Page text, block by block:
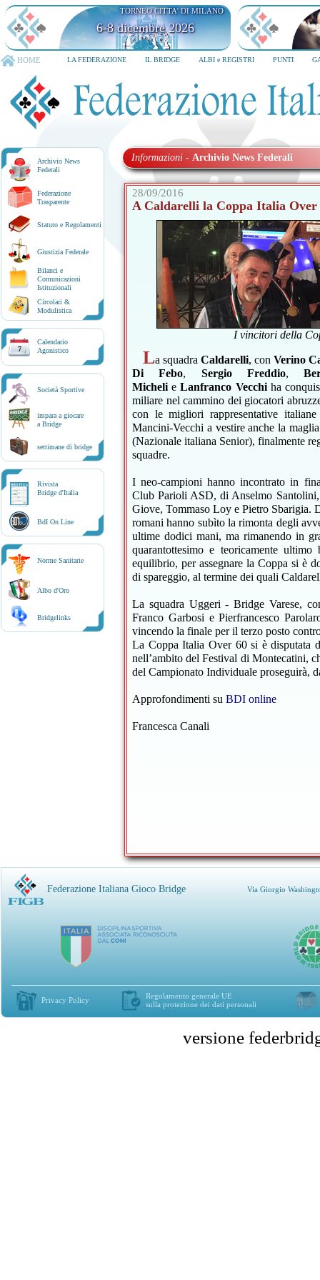
TORNEO CITTA' DI MILANO
6-8 dicembre 2026
HOME LA FEDERAZIONE IL BRIDGE ALBI e REGISTRI PUNTI
Archivio News
Federali
Federazione
Trasparente
Statuto e Regolamenti
Giustizia Federale
Bilanci e
Comunicazioni
Istituzionali
Circolari &
Modulistica
7
Calendario
Agonistico
Società Sportive
impara a giocare
a Bridge
settimane di bridge
Rivista
Bridge d'Italia
BdI On Line
Norme Sanitarie
Albo d'Oro
Bridgelinks
Informazioni - Archivio News Federali
28/09/2016
A Caldarelli la Coppa Italia Over
I vincitori della
La squadra Caldarelli, con Verino
Di Febo, Sergio Freddio,
MichelieLanfranco Vecchiha
miliare nel cammino dei giocatori
con le migliori rappresentative
Mancini-Vecchi a vestire anche la
(Nazionale italiana Senior), finalmente
squadre.
I neo-campioni hanno incontrato in
Club Parioli ASD, di Anselmo
Giove, Tommaso Loy e Pietro Sbarigia.
romani hanno subìto la rimonta degli
ultime dodici mani, ma rimanendo in
quarantottesimo e teoricamente
equilibrio, per assegnare la Coppa si è
di spareggio, al termine dei quali
La squadra Uggeri - Bridge Varese,
Franco Garbosi e Pierfrancesco
vincendo la finale per il terzo posto
La Coppa Italia Over 60 si è disputata
nell’ambito del Festival di Montecatini,
del Campionato Individuale proseguirà,
Approfondimenti su BDI online
Francesca Canali
Federazione Italiana Gioco Bridge Via Giorgio
Privacy Policy
Regolamento generale UE
sulla protezione dei dati personali
versione